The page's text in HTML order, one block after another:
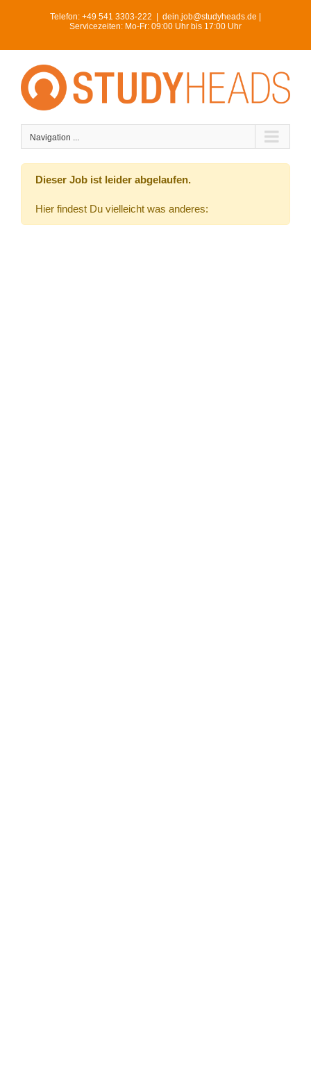
Telefon: +49 541 3303-222
dein.job@studyheads.de |
Servicezeiten: Mo-Fr: 09:00 Uhr bis 17:00 Uhr
Navigation ...
Dieser Job ist leider abgelaufen.
Hier findest Du vielleicht was anderes: